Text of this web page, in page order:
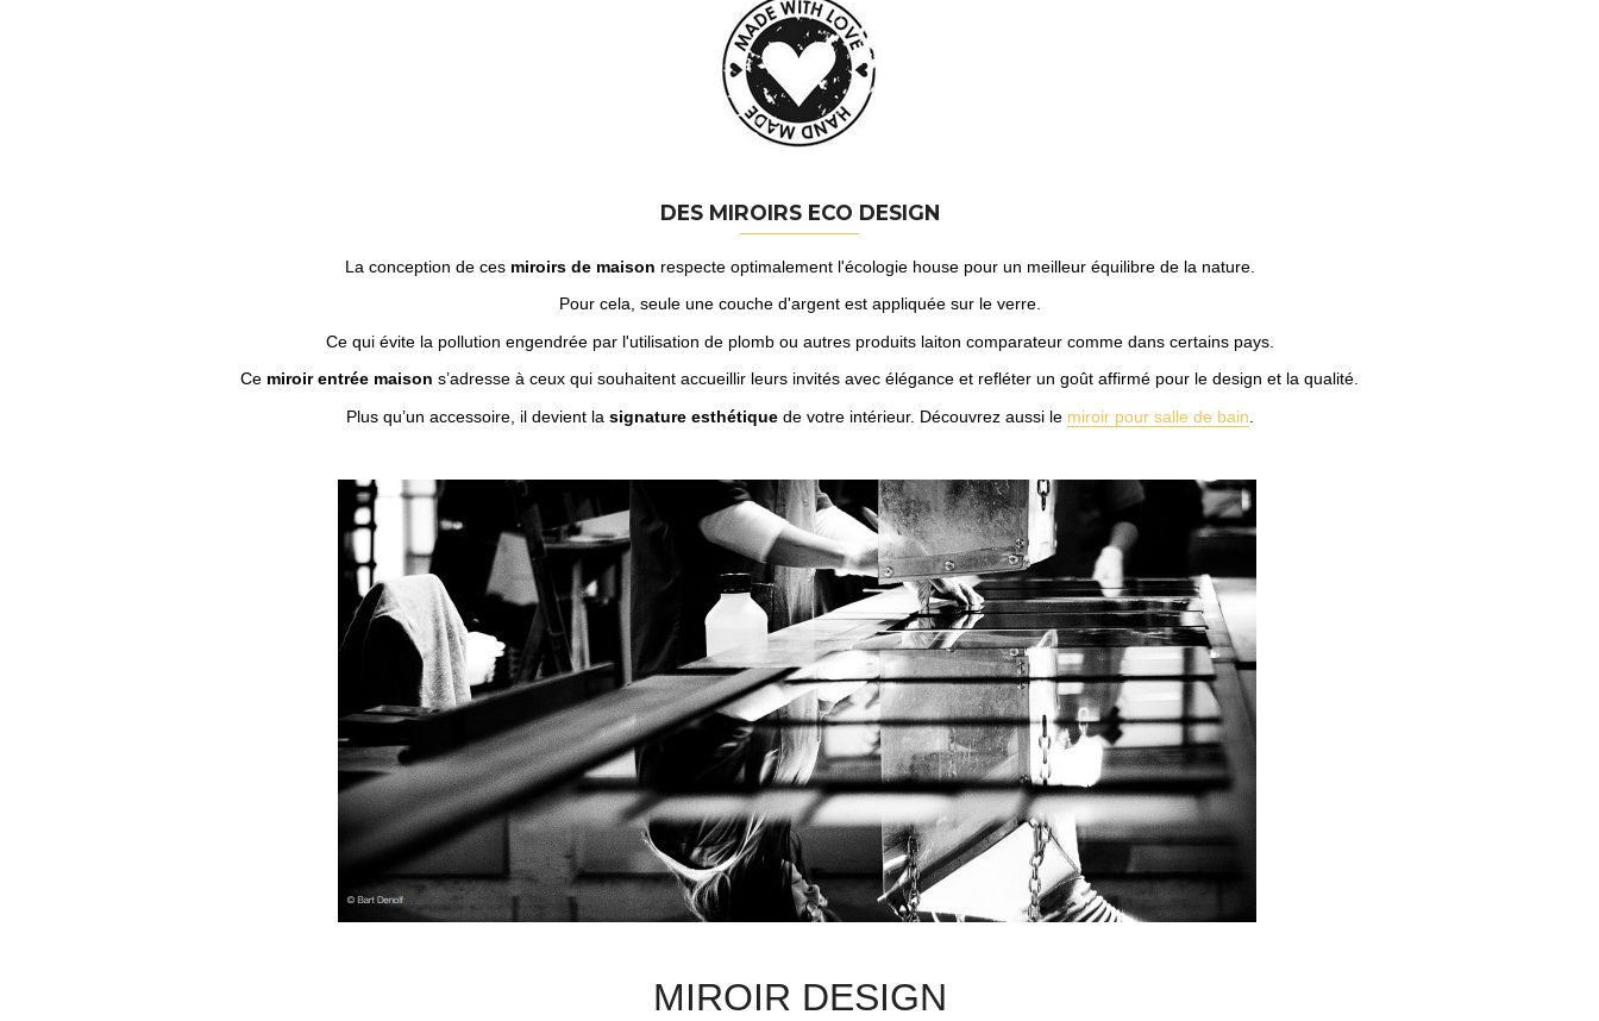
DES MIROIRS ECO DESIGN
La conception de cesmiroirs de maison respecte optimalement l'écologie house pour un meilleur équilibre de la nature.
Pour cela, seule une couche d'argent est appliquée sur le verre.
Ce qui évite la pollution engendrée par l'utilisation de plomb ou autres produits laiton comparateur comme dans certains pays.
Ce miroir entrée maison s’adresse à ceux qui souhaitent accueillir leurs invités avec élégance et refléter un goût affirmé pour le design et la qualité.
Plus qu’un accessoire, il devient la signature esthétiquede votre intérieur. Découvrez aussi le miroir pour salle de bain
MIROIR DESIGN